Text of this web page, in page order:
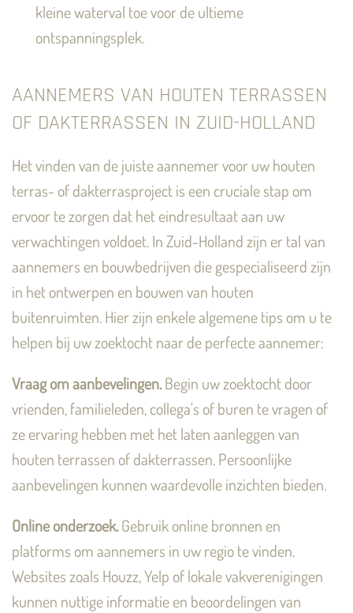
kleine waterval toe voor de ultieme
ontspanningsplek.
AANNEMERS VAN HOUTEN TERRASSEN
OF DAKTERRASSEN IN ZUID-HOLLAND
Het vinden van de juiste aannemer voor uw houten
terras- of dakterrasproject is een cruciale stap om
ervoor te zorgen dat het eindresultaat aan uw
verwachtingen voldoet. In Zuid-Holland zijn er tal van
aannemers en bouwbedrijven die gespecialiseerd zijn
in het ontwerpen en bouwen van houten
buitenruimten. Hier zijn enkele algemene tips om u te
helpen bij uw zoektocht naar de perfecte aannemer:
Vraag om aanbevelingen.Begin uw zoektocht door
vrienden, familieleden, collega's of buren te vragen of
ze ervaring hebben met het laten aanleggen van
houten terrassen of dakterrassen. Persoonlijke
aanbevelingen kunnen waardevolle inzichten bieden.
Online onderzoek.Gebruik online bronnen en
platforms om aannemers in uw regio te vinden.
Websites zoals Houzz, Yelp of lokale vakverenigingen
kunnen nuttige informatie en beoordelingen van